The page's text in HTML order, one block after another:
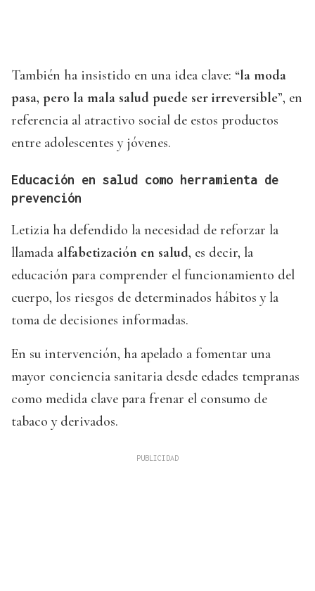
También ha insistido en una idea clave: “la moda
pasa, pero la mala salud puede ser irreversible”, en
referencia al atractivo social de estos productos
entre adolescentes y jóvenes.
Educación en salud como herramienta de
prevención
Letizia ha defendido la necesidad de reforzar la
llamada alfabetización en salud, es decir, la
educación para comprender el funcionamiento del
cuerpo, los riesgos de determinados hábitos y la
toma de decisiones informadas.
En su intervención, ha apelado a fomentar una
mayor conciencia sanitaria desde edades tempranas
como medida clave para frenar el consumo de
tabaco y derivados.